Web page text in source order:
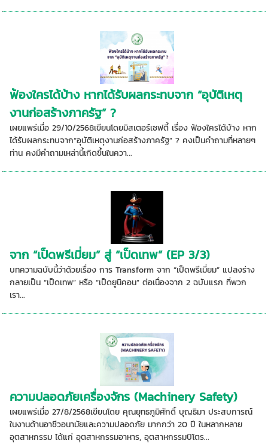
ฟ้องใครได้บ้าง หากได้รับผลกระทบจาก “อุบัติเหตุ
งานก่อสร้างภาครัฐ” ?
เผยแพร่เมื่อ 29/10/2568เขียนโดยมิสเตอร์เซฟตี้ เรื่อง ฟ้องใครได้บ้าง หาก
ได้รับผลกระทบจาก“อุบัติเหตุงานก่อสร้างภาครัฐ” ? คงเป็นคำถามที่หลายๆ
ท่าน คงมีคำถามเหล่านี้เกิดขึ้นในควา...
จาก “เป็ดพรีเมี่ยม” สู่ “เป็ดเทพ” (EP 3/3)
บทความฉบับนี้ว่าด้วยเรื่อง การ Transform จาก “เป็ดพรีเมี่ยม” แปลงร่าง
กลายเป็น “เป็ดเทพ” หรือ “เป็ดยูนิคอน” ต่อเนื่องจาก 2 ฉบับแรก ที่พวก
เรา...
ความปลอดภัยเครื่องจักร (Machinery Safety)
เผยแพร่เมื่อ 27/8/2568เขียนโดย คุณยุทธภูมิศักดิ์ บุญธิมา ประสบการณ์
ในงานด้านอาชีวอนามัยและความปลอดภัย มากกว่า 20 ปี ในหลากหลาย
อุตสาหกรรม ได้แก่ อุตสาหกรรมอาหาร, อุตสาหกรรมปิโตร...